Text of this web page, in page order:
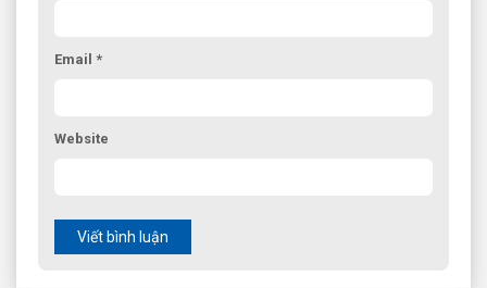
Email *
Website
Viết bình luận